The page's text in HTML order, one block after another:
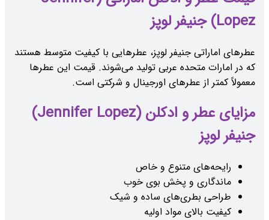
Lopez) جنیفر لوپز
عطرهای اماراتی جنیفر لوپز، عطرهایی با کیفیت متوسط هستند
که در امارات متحده عربی تولید می‌شوند. قیمت این عطرها
معمولاً کمتر از عطرهای اورجینال و شرکتی است.
مزایای عطر و ادکلن (Jennifer Lopez)
جنیفر لوپز
رایحه‌های متنوع و خاص
ماندگاری و پخش بوی خوب
طراحی بطری‌های ساده و شیک
کیفیت بالای مواد اولیه